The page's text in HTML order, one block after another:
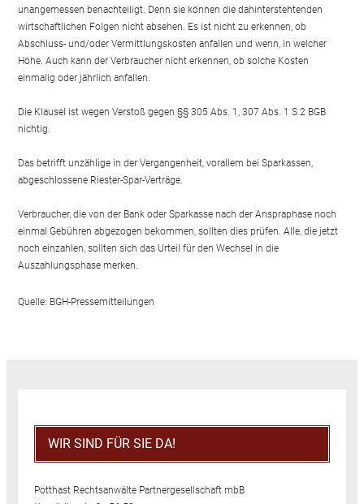
unangemessen benachteiligt. Denn sie können die dahinterstehtenden
wirtschaftlichen Folgen nicht absehen. Es ist nicht zu erkennen, ob
Abschluss- und/oder Vermittlungskosten anfallen und wenn, in welcher
Höhe. Auch kann der Verbraucher nicht erkennen, ob solche Kosten
einmalig oder jährlich anfallen.
Die Klausel ist wegen Verstoß gegen §§ 305 Abs. 1, 307 Abs. 1 S.2 BGB
nichtig.
Das betrifft unzählige in der Vergangenheit, vorallem bei Sparkassen,
abgeschlossene Riester-Spar-Verträge.
Verbraucher, die von der Bank oder Sparkasse nach der Anspraphase noch
einmal Gebühren abgezogen bekommen, sollten dies prüfen. Alle, die jetzt
noch einzahlen, sollten sich das Urteil für den Wechsel in die
Auszahlungsphase merken.
Quelle: BGH-Pressemitteilungen
WIR SIND FÜR SIE DA!
Potthast Rechtsanwälte Partnergesellschaft mbB